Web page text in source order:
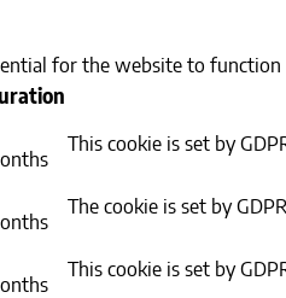
for the website to
This cookie is set by
The cookie is set by
This cookie is set by